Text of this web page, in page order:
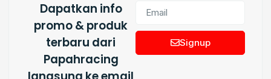
Dapatkan info
promo & produk
terbaru dari
Papahracing
Signup